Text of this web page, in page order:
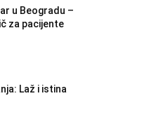
u Beogradu –
za pacijente
Laž i istina